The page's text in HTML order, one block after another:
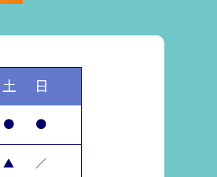
土
日
● ●
▲ ／